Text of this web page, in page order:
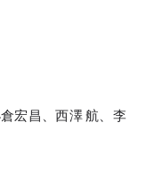
宏昌、西澤 航、李